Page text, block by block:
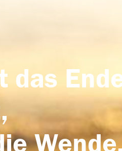
das